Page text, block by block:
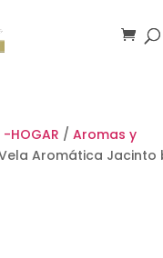
-HOGAR / Aromas y
Aromática Jacinto